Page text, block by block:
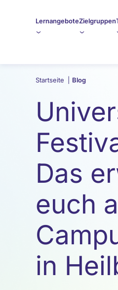
LernangeboteZielgruppen
Startseite Blog
Das
euch
in